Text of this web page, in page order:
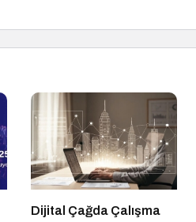
Dijital Çağda Çalışma